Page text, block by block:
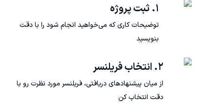
۱. ثبت پروژه
توضیحات کاری که می‌خواهید انجام شود را با دقت
بنویسید
۲. انتخاب فریلنسر
از میان پیشنهادهای دریافتی، فریلنسر مورد نظرت رو با
دقت انتخاب کن